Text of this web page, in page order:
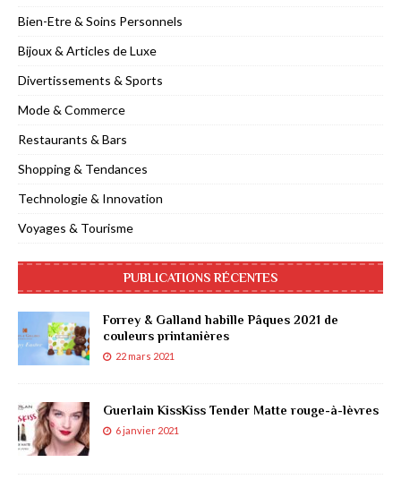
Bien-Etre & Soins Personnels
Bijoux & Articles de Luxe
Divertissements & Sports
Mode & Commerce
Restaurants & Bars
Shopping & Tendances
Technologie & Innovation
Voyages & Tourisme
PUBLICATIONS RÉCENTES
Forrey & Galland habille Pâques 2021 de
couleurs printanières
22 mars 2021
Guerlain KissKiss Tender Matte rouge-à-lèvres
6 janvier 2021